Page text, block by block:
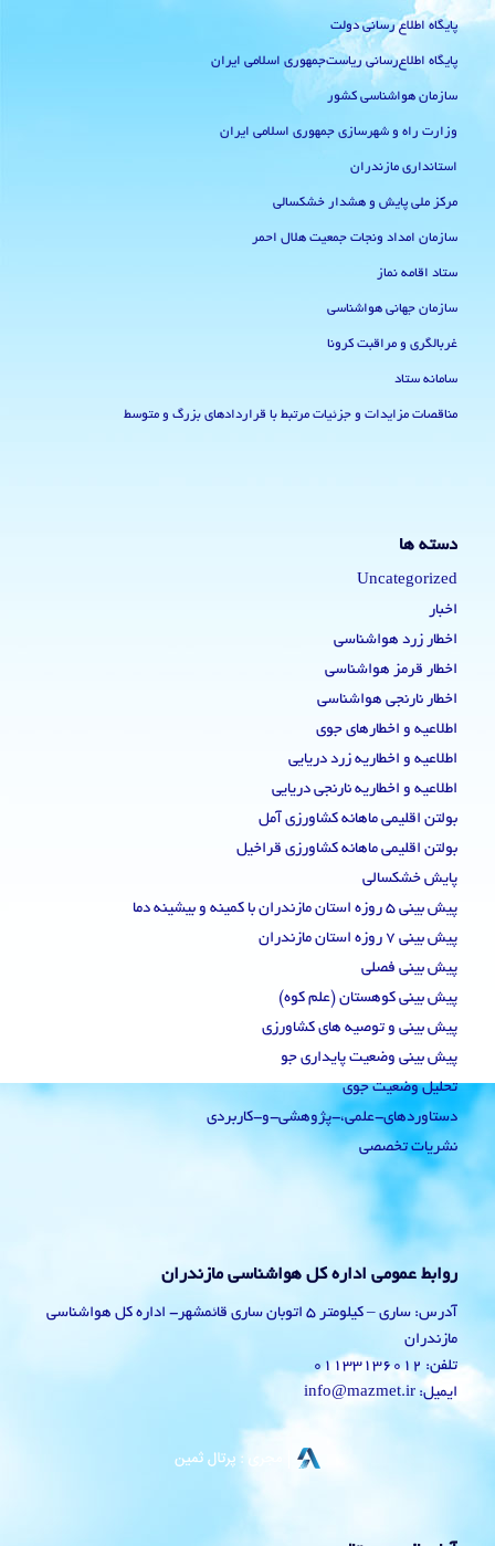
پایگاه اطلاع رسانی دولت
پایگاه اطلاع‌رسانی ریاست‌جمهوری اسلامی ایران
سازمان هواشناسی کشور
وزارت راه و شهرسازی جمهوری اسلامی ایران
استانداری مازندران
مرکز ملی پایش و هشدار خشکسالی
سازمان امداد ونجات جمعیت هلال احمر
ستاد اقامه نماز
سازمان جهانی هواشناسی
غربالگری و مراقبت کرونا
سامانه ستاد
مناقصات مزایدات و جزئیات مرتبط با قراردادهای بزرگ و متوسط
دسته ها
Uncategorized
اخبار
اخطار زرد هواشناسی
اخطار قرمز هواشناسی
اخطار نارنجی هواشناسی
اطلاعیه و اخطارهای جوی
اطلاعیه و اخطاریه زرد دریایی
اطلاعیه و اخطاریه نارنجی دریایی
بولتن اقلیمی ماهانه کشاورزی آمل
بولتن اقلیمی ماهانه کشاورزی قراخیل
پایش خشکسالی
پیش بینی 5 روزه استان مازندران با کمینه و بیشینه دما
پیش بینی 7 روزه استان مازندران
پیش بینی فصلی
پیش بینی کوهستان (علم کوه)
پیش بینی و توصیه های کشاورزی
پیش بینی وضعیت پایداری جو
تحلیل وضعیت جوی
دستاوردهای-علمی،-پژوهشی-و-کاربردی
نشریات تخصصی
روابط عمومی اداره کل هواشناسی مازندران
آدرس: ساری – کیلومتر 5 اتوبان ساری قائمشهر- اداره کل هواشناسی
مازندران
تلفن: 01133136012
ایمیل: info@mazmet.ir